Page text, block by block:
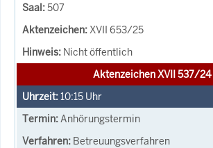
507
XVII 653/25
Nicht öffentlich
Aktenzeichen XVII 537/24
10:15 Uhr
Anhörungstermin
Betreuungsverfahren